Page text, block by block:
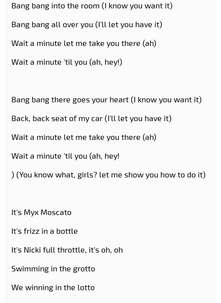
Bang bang into the room (I know you want it)
Bang bang all over you (I'll let you have it)
Wait a minute let me take you there (ah)
Wait a minute 'til you (ah, hey!)
Bang bang there goes your heart (I know you want it)
Back, back seat of my car (I'll let you have it)
Wait a minute let me take you there (ah)
Wait a minute 'til you (ah, hey!
) (You know what, girls? let me show you how to do it)
It's Myx Moscato
It's frizz in a bottle
It's Nicki full throttle, it's oh, oh
Swimming in the grotto
We winning in the lotto